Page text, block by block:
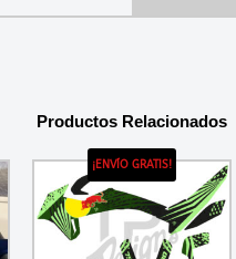
Productos Relacionados
¡ENVÍO GRATIS!